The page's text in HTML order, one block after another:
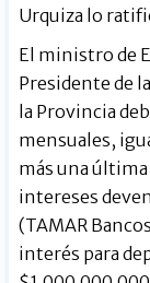
Urquiza lo
El ministro de
Presidente de
la Provincia
mensuales,
más una última
intereses
(TAMAR
interés para